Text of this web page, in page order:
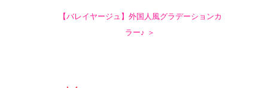
【バレイヤージュ】外国人風グラデーションカ
ラー♪ ＞